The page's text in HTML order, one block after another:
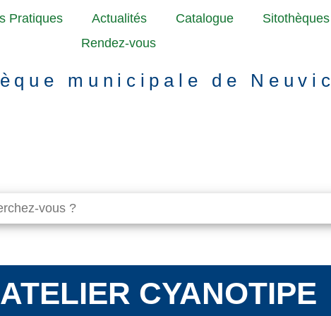
Pratiques Actualités Catalogue
Sitothèques
Rendez-vous
municipale de Neuvic
ATELIER CYANOTIPE